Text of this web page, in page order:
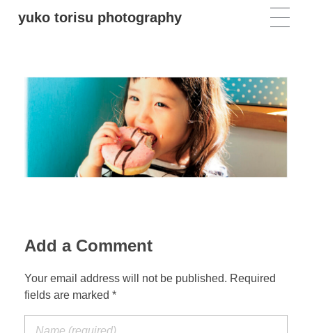
yuko torisu photography
Add a Comment
Your email address will not be published. Required
fields are marked *